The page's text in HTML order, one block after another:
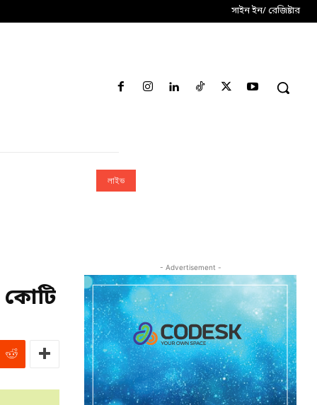
সাইন ইন/ রেজিষ্টার
লাইভ
- Advertisement -